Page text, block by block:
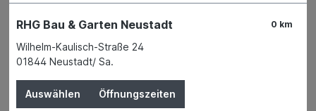
WEEE-Reg.-Nr.
92899867 0 km
RHG Bau & Garten Neustadt
Wilhelm-Kaulisch-Straße 24
01844 Neustadt/ Sa.
Auswählen Öffnungszeiten